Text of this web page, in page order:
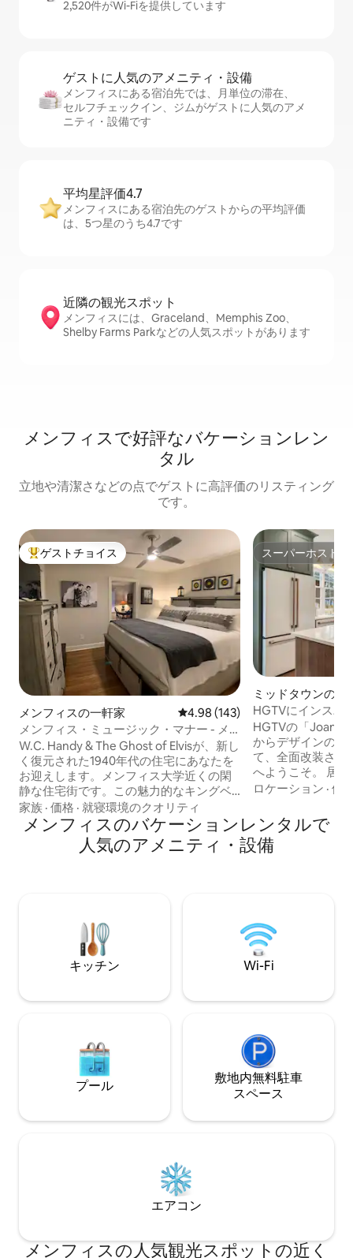
2,520件がWi-Fiを提供しています
ゲストに人⁠気⁠のア⁠メ⁠ニ⁠テ⁠ィ・設⁠備
メンフィスにある宿泊先では、月単位の滞在、
セ⁠ル⁠フチ⁠ェ⁠ッ⁠ク⁠イ⁠ン、ジムがゲストに人気のアメ
ニティ・設備です
平均星評価4.7
メンフィスにある宿泊先のゲストからの平均評価
は、5つ星のうち4.7です
近隣の観光ス⁠ポ⁠ッ⁠ト
メンフィスには、Graceland、Memphis Zoo、
Shelby Farms Parkなどの人気スポットがあります
メンフィスで好評なバケーションレン
タル
立地や清潔さなどの点でゲストに高評価のリスティング
です。
大好評のゲストチョイスです。
ゲストチョイス
メンフィスの一軒家 レビュー143件、5つ星中4.98つ
4.98 (143)
メンフィス・ミュージック・マナー - メ
ンフィス大学エリア
W.C. Handy & The Ghost of Elvisが、新し
く復元された1940年代の住宅にあなたを
お迎えします。メンフィス大学近くの閑
静な住宅街です。この魅力的なキングベ
ッド2台/バスルーム2室の家は、メンフィ
スを探索しながら快適でスタイリッシュ
な旅行をしたい出張者や誰にとっても理
想的な空間です。 ピンクパレスまで徒歩
様同伴は禁止。 半径30マイル以内の住民
の予約は受け付けておりません
家族 · 価格 · 就寝環境のクオリティ
スーパーホスト
スーパーホスト
ミッドタウンの一
HGTVにインスパ
い隠れ家！
HGTVの「
からデザインのイ
て、全面改装され
へようこそ。 居
を楽しみ、広い
しています。完
さい！ クイーンベッド2台＆引き出し式ソ
ファ1台 ~フェン
ランドまで約
約2.5マイル ゲー
ロケーション ·価
メンフィスのバケーションレンタルで
人気のアメニティ・設備
キッチン Wi-Fi
プール
敷地内無料駐⁠車
ス⁠ペ⁠ー⁠ス
エアコン
メンフィスの人気観光スポットの近く